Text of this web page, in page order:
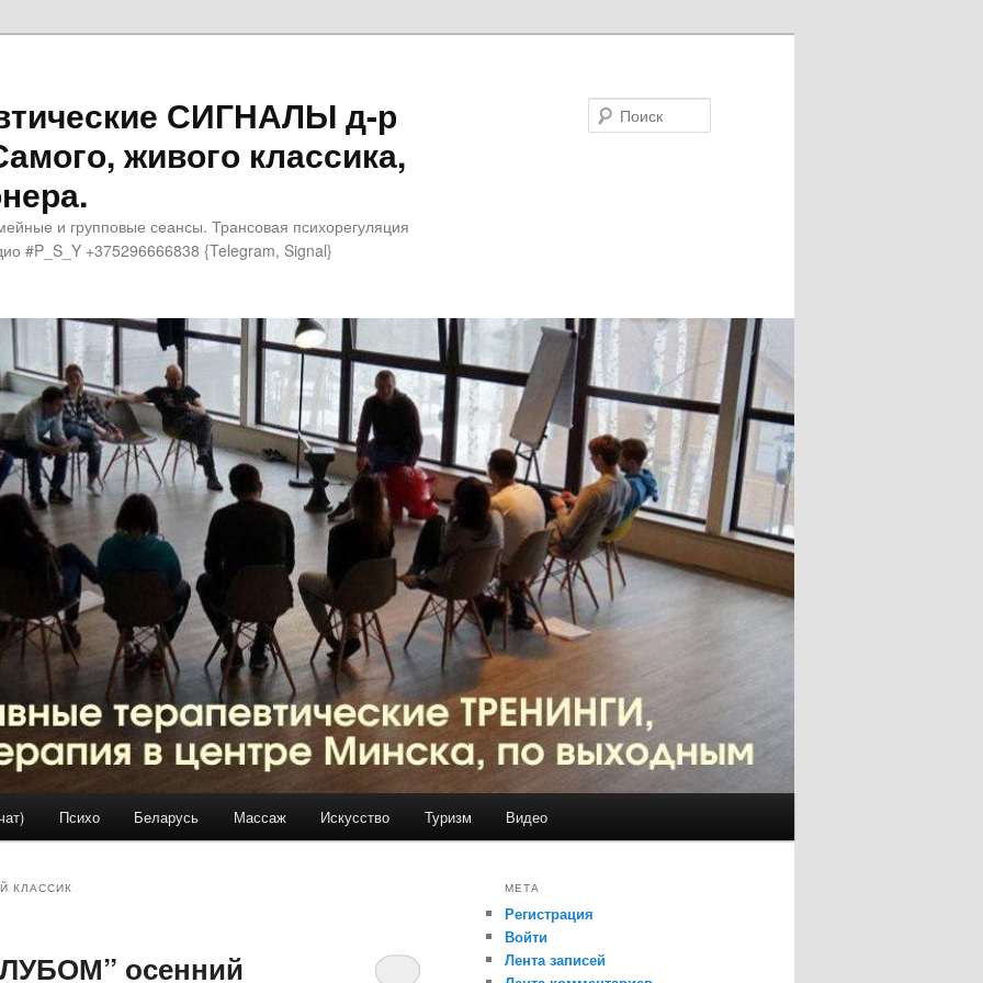
СИГНАЛЫ д-р
живого классика,
и групповые сеансы. Трансовая психорегуляция
#P_S_Y +375296666838 {Telegram, Signal}
Психо Беларусь Массаж Искусство Туризм Видео
КЛАССИК
осенний
МЕТА
Регистрация
Войти
Лента записей